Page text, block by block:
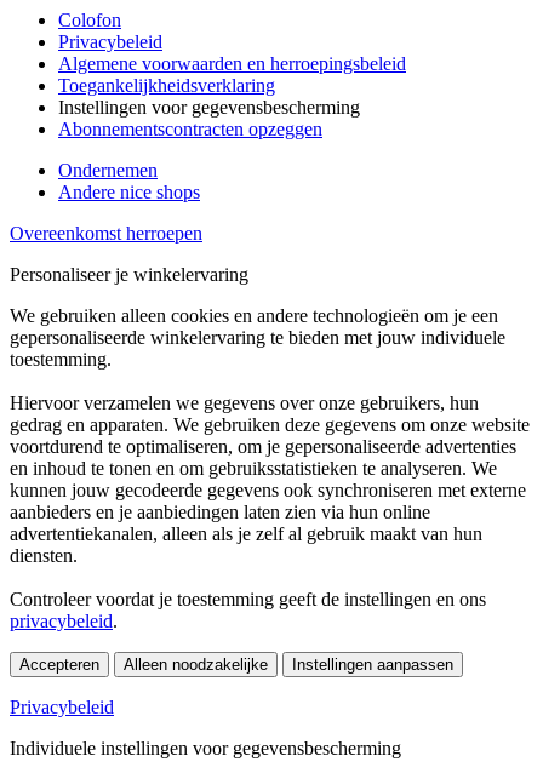
Colofon
Privacybeleid
Algemene voorwaarden en herroepingsbeleid
Toegankelijkheidsverklaring
Instellingen voor gegevensbescherming
Abonnementscontracten opzeggen
Ondernemen
Andere nice shops
Overeenkomst herroepen
Personaliseer je winkelervaring
We gebruiken alleen cookies en andere technologieën om je een
gepersonaliseerde winkelervaring te bieden met jouw individuele
toestemming.
Hiervoor verzamelen we gegevens over onze gebruikers, hun
gedrag en apparaten. We gebruiken deze gegevens om onze website
voortdurend te optimaliseren, om je gepersonaliseerde advertenties
en inhoud te tonen en om gebruiksstatistieken te analyseren. We
kunnen jouw gecodeerde gegevens ook synchroniseren met externe
aanbieders en je aanbiedingen laten zien via hun online
advertentiekanalen, alleen als je zelf al gebruik maakt van hun
diensten.
Controleer voordat je toestemming geeft de instellingen en ons
privacybeleid.
Accepteren Alleen noodzakelijke Instellingen aanpassen
Privacybeleid
Individuele instellingen voor gegevensbescherming